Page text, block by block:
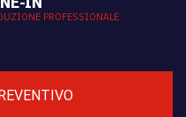
PROFESSIONALE